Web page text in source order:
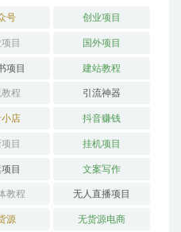
号 创业项目
目 国外项目
项目 建站教程
教程 引流神器
小店 抖音赚钱
目 挂机项目
目 文案写作
教程 无人直播项目
源 无货源电商